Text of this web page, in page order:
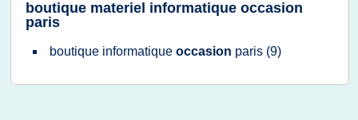
boutique materiel informatique occasion
paris
boutique informatique occasion paris (9)